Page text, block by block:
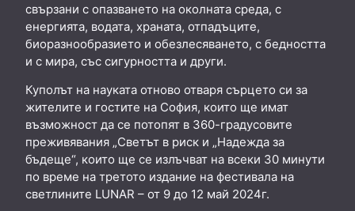
свързани с опазването на околната среда, с
енергията, водата, храната, отпадъците,
биоразнообразието и обезлесяването, с бедността
и с мира, със сигурността и други.
Куполът на науката отново отваря сърцето си за
жителите и гостите на София, които ще имат
възможност да се потопят в 360-градусовите
преживявания „Светът в риск и „Надежда за
бъдеще“, които ще се излъчват на всеки 30 минути
по време на третото издание на фестивала на
светлините LUNAR – от 9 до 12 май 2024г.